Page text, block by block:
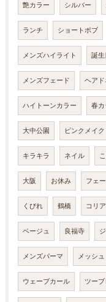
艶カラー シルバー
ランチ ショートボブ
メンズハイライト 誕生
メンズフェード ヘアド
ハイトーンカラー 春カ
大中公園 ピンクメイク
キラキラ ネイル
大阪 お休み フェ
くびれ 鶴橋 コリ
ベージュ 良福寺
メンズパーマ メッシュ
ウェーブカール ツーブ